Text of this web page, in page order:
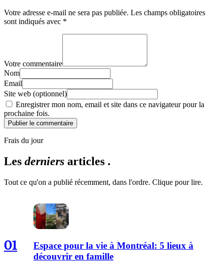
Votre adresse e-mail ne sera pas publiée. Les champs obligatoires
sont indiqués avec *
Votre commentaire
Nom
Email
Site web (optionnel)
Enregistrer mon nom, email et site dans ce navigateur pour la
prochaine fois.
Publier le commentaire
Frais du jour
Les derniers articles .
Tout ce qu'on a publié récemment, dans l'ordre. Clique pour lire.
01
Espace pour la vie à Montréal: 5 lieux à
découvrir en famille